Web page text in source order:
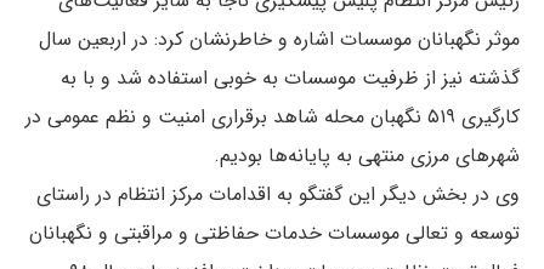
موثر نگهبانان موسسات اشاره و خاطرنشان کرد: در اربعین سال
گذشته نیز از ظرفیت موسسات به خوبی استفاده شد و با به
کارگیری ۵۱۹ نگهبان محله شاهد برقراری امنیت و نظم عمومی در
شهر‌های مرزی منتهی به پایانه‌ها بودیم.
وی در بخش دیگر این گفتگو به اقدامات مرکز انتظام در راستای
توسعه و تعالی موسسات خدمات حفاظتی و مراقبتی و نگهبانان